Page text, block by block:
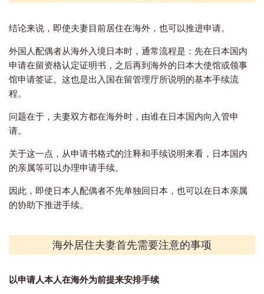
结论来说，即使夫妻目前居住在海外，也可以推进申请。
外国人配偶者从海外入境日本时，通常流程是：先在日本国内
申请在留资格认定证明书，之后再到海外的日本大使馆或领事
馆申请签证。这也是出入国在留管理厅所说明的基本手续流
程。
问题在于，夫妻双方都在海外时，由谁在日本国内向入管申
请。
关于这一点，从申请书格式的注释和手续说明来看，日本国内
的亲属等可以办理申请手续。
因此，即使日本人配偶者不先单独回日本，也可以在日本亲属
的协助下推进手续。
海外居住夫妻首先需要注意的事项
以申请人本人在海外为前提来安排手续